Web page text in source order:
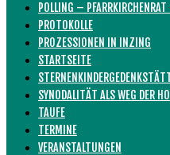
POLLING –
PROTOKOLLE
PROZESSIONEN IN INZING
STARTSEITE
SYNODALITÄT ALS WEG DER
TAUFE
TERMINE
VERANSTALTUNGEN